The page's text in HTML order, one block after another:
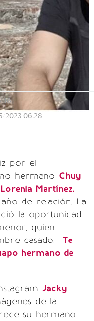
2023 06:28
por el
hermano Chuy
Lorenia Martínez,
de relación. La
la oportunidad
quien
casado. Te
hermano de
Jacky
de la
su hermano